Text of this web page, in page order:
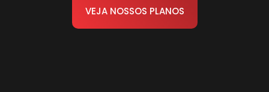
VEJA NOSSOS PLANOS